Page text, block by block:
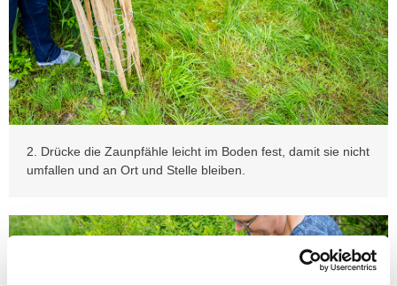
2. Drücke die Zaunpfähle leicht im Boden fest, damit sie nicht
umfallen und an Ort und Stelle bleiben.